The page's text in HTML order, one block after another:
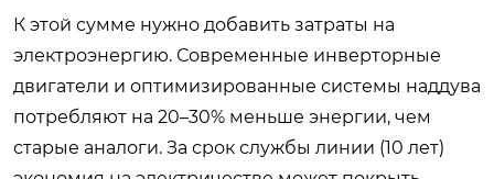
К этой сумме нужно добавить затраты на
электроэнергию. Современные инверторные
двигатели и оптимизированные системы наддува
потребляют на 20–30% меньше энергии, чем
старые аналоги. За срок службы линии (10 лет)